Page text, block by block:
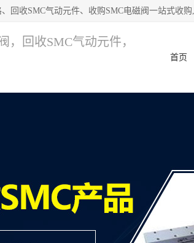
，回收SMC气动元件，
首页